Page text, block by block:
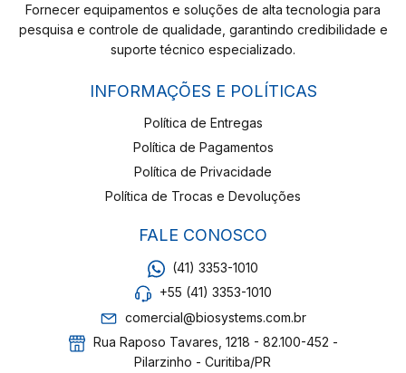
Fornecer equipamentos e soluções de alta tecnologia para
pesquisa e controle de qualidade, garantindo credibilidade e
suporte técnico especializado.
INFORMAÇÕES E POLÍTICAS
Política de Entregas
Política de Pagamentos
Política de Privacidade
Política de Trocas e Devoluções
FALE CONOSCO
(41) 3353-1010
+55 (41) 3353-1010
comercial@biosystems.com.br
Rua Raposo Tavares, 1218 - 82.100-452 -
Pilarzinho - Curitiba/PR